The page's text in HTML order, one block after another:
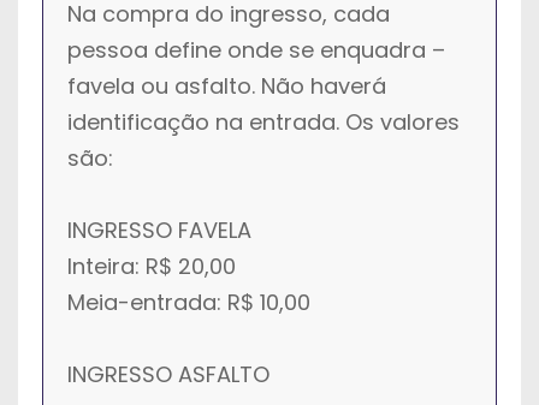
Na compra do ingresso, cada
pessoa define onde se enquadra –
favela ou asfalto. Não haverá
identificação na entrada. Os valores
são:
INGRESSO FAVELA
Inteira: R$ 20,00
Meia-entrada: R$ 10,00
INGRESSO ASFALTO